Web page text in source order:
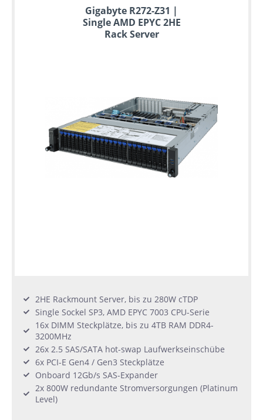
Gigabyte R272-Z31 |
Single AMD EPYC 2HE
Rack Server
2HE Rackmount Server, bis zu 280W cTDP
Single Sockel SP3, AMD EPYC 7003 CPU-Serie
16x DIMM Steckplätze, bis zu 4TB RAM DDR4-
3200MHz
26x 2.5 SAS/SATA hot-swap Laufwerkseinschübe
6x PCI-E Gen4 / Gen3 Steckplätze
Onboard 12Gb/s SAS-Expander
2x 800W redundante Stromversorgungen (Platinum
Level)